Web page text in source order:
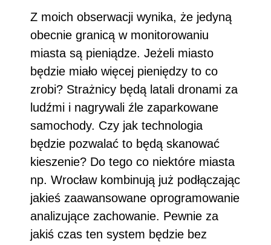
Z moich obserwacji wynika, że jedyną
obecnie granicą w monitorowaniu
miasta są pieniądze. Jeżeli miasto
będzie miało więcej pieniędzy to co
zrobi? Strażnicy będą latali dronami za
ludźmi i nagrywali źle zaparkowane
samochody. Czy jak technologia
będzie pozwalać to będą skanować
kieszenie? Do tego co niektóre miasta
np. Wrocław kombinują już podłączając
jakieś zaawansowane oprogramowanie
analizujące zachowanie. Pewnie za
jakiś czas ten system będzie bez